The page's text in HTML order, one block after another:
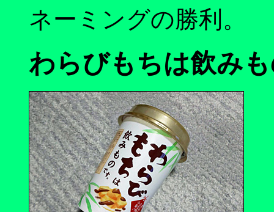
ネーミングの勝利。
わらびもちは飲み